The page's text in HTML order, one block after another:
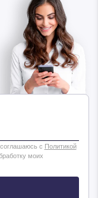
, соглашаюсь с Политикой
моих
на наш
и горячие